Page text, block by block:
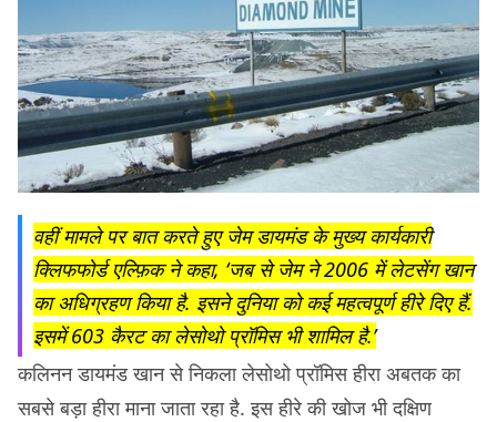
वहीं मामले पर बात करते हुए जेम डायमंड के मुख्य कार्यकारी
क्लिफफोर्ड एल्फ़िक ने कहा, ‘जब से जेम ने 2006 में लेटसेंग खान
का अधिग्रहण किया है. इसने दुनिया को कई महत्वपूर्ण हीरे दिए हैं.
इसमें 603 कैरट का लेसोथो प्रॉमिस भी शामिल है.’
कलिनन डायमंड खान से निकला लेसोथो प्रॉमिस हीरा अबतक का
सबसे बड़ा हीरा माना जाता रहा है. इस हीरे की खोज भी दक्षिण